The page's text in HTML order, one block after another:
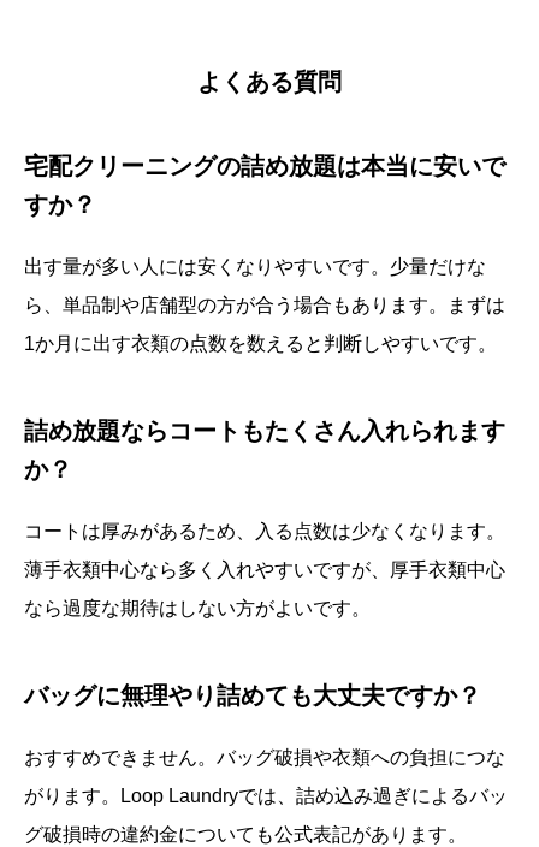
よくある質問
宅配クリーニングの詰め放題は本当に安いで
すか？
出す量が多い人には安くなりやすいです。少量だけな
ら、単品制や店舗型の方が合う場合もあります。まずは
1か月に出す衣類の点数を数えると判断しやすいです。
詰め放題ならコートもたくさん入れられます
か？
コートは厚みがあるため、入る点数は少なくなります。
薄手衣類中心なら多く入れやすいですが、厚手衣類中心
なら過度な期待はしない方がよいです。
バッグに無理やり詰めても大丈夫ですか？
おすすめできません。バッグ破損や衣類への負担につな
がります。Loop Laundryでは、詰め込み過ぎによるバッ
グ破損時の違約金についても公式表記があります。